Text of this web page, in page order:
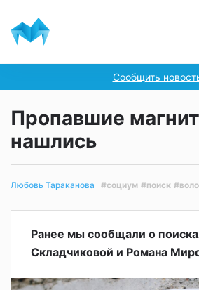
Сообщить
Пропавшие
нашлись
Любовь Тараканова #социум #поиск
Ранее мы сообщали о
Складчиковой и Романа